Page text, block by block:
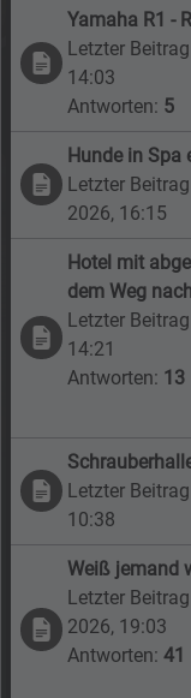
Yamaha R1 -
Letzter
14:03
Antworten: 5
Hunde in Spa
Letzter
2026, 16:15
Hotel mit
dem Weg
Letzter
14:21
Antworten: 13
Letzter
10:38
Weiß jemand
Letzter
2026, 19:03
Antworten:41